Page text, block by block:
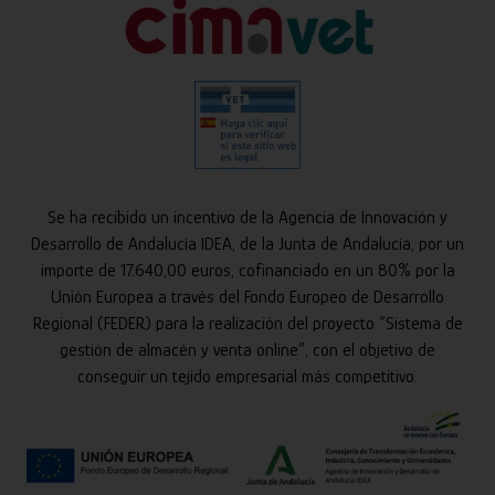
Se ha recibido un incentivo de la Agencia de Innovación y
Desarrollo de Andalucía IDEA, de la Junta de Andalucía, por un
importe de 17.640,00 euros, cofinanciado en un 80% por la
Unión Europea a través del Fondo Europeo de Desarrollo
Regional (FEDER) para la realización del proyecto “Sistema de
gestión de almacén y venta online”, con el objetivo de
conseguir un tejido empresarial más competitivo.